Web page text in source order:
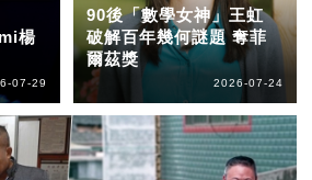
楊
07-29
90後「數學女神」王虹
破解百年幾何謎題 奪菲
爾茲獎
2026-07-24